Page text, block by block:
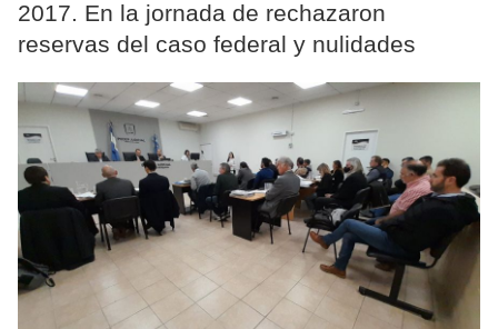
2017. En la jornada de rechazaron
reservas del caso federal y nulidades